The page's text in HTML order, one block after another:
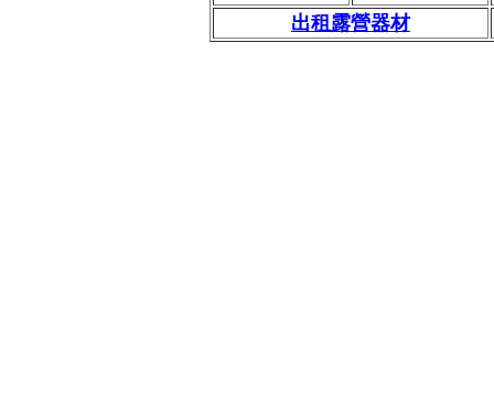
出租露營器材